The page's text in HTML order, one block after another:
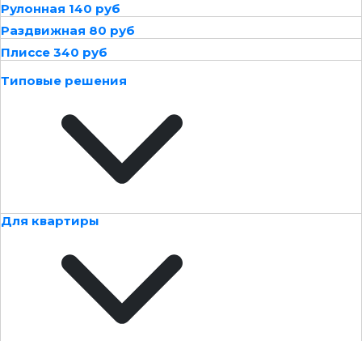
Рулонная 140 руб
Раздвижная 80 руб
Плиссе 340 руб
Типовые решения
Для квартиры